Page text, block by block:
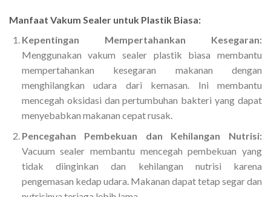
Manfaat Vakum Sealer untuk Plastik Biasa:
Kepentingan Mempertahankan Kesegaran:
Menggunakan vakum sealer plastik biasa membantu
mempertahankan kesegaran makanan dengan
menghilangkan udara dari kemasan. Ini membantu
mencegah oksidasi dan pertumbuhan bakteri yang dapat
menyebabkan makanan cepat rusak.
Pencegahan Pembekuan dan Kehilangan Nutrisi:
Vacuum sealer membantu mencegah pembekuan yang
tidak diinginkan dan kehilangan nutrisi karena
pengemasan kedap udara. Makanan dapat tetap segar dan